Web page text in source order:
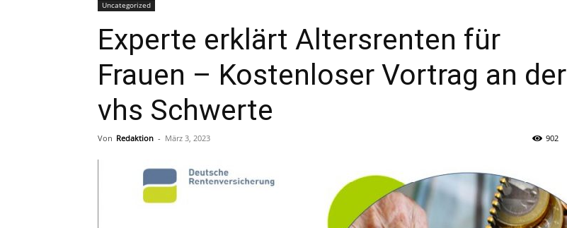
Uncategorized
Experte erklärt Altersrenten für
Frauen – Kostenloser Vortrag an der
vhs Schwerte
Von Redaktion - März 3, 2023 902